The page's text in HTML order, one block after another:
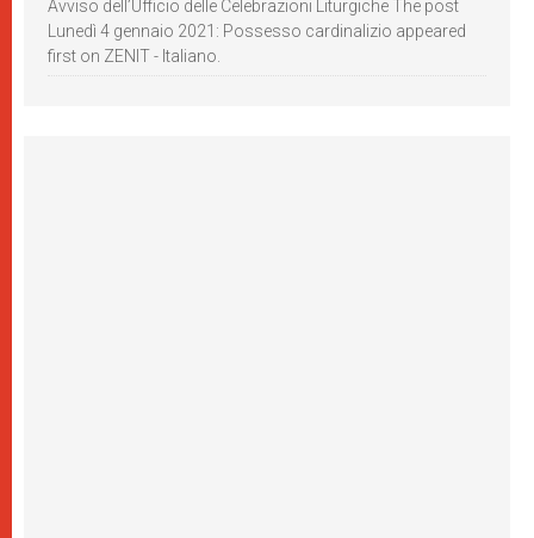
Avviso dell’Ufficio delle Celebrazioni Liturgiche The post
Lunedì 4 gennaio 2021: Possesso cardinalizio appeared
first on ZENIT - Italiano.